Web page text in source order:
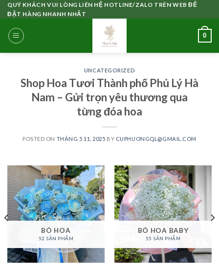
Skip
to
content
QUÝ KHÁCH VUI LÒNG LIÊN HỆ HOTLINE/ZALO TRÊN WEB ĐỂ
ĐẶT HÀNG NHANH NHẤT
0
UNCATEGORIZED
Shop Hoa Tươi Thành phố Phủ Lý Hà
Nam – Gửi trọn yêu thương qua
từng đóa hoa
POSTED ON THÁNG 5 11, 2025 BY CUPHUONGQL@GMAIL.COM
BÓ HOA
52 SẢN PHẨM
BÓ HOA BABY
55 SẢN PHẨM